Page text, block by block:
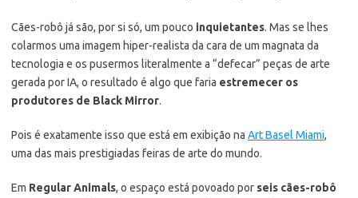
Cães-robô já são, por si só, um pouco inquietantes. Mas se lhes
colarmos uma imagem hiper-realista da cara de um magnata da
tecnologia e os pusermos literalmente a “defecar” peças de arte
gerada por IA, o resultado é algo que faria estremecer os
produtores de Black Mirror.
Pois é exatamente isso que está em exibição na Art Basel Miami,
uma das mais prestigiadas feiras de arte do mundo.
Em Regular Animals, o espaço está povoado por seis cães-robô